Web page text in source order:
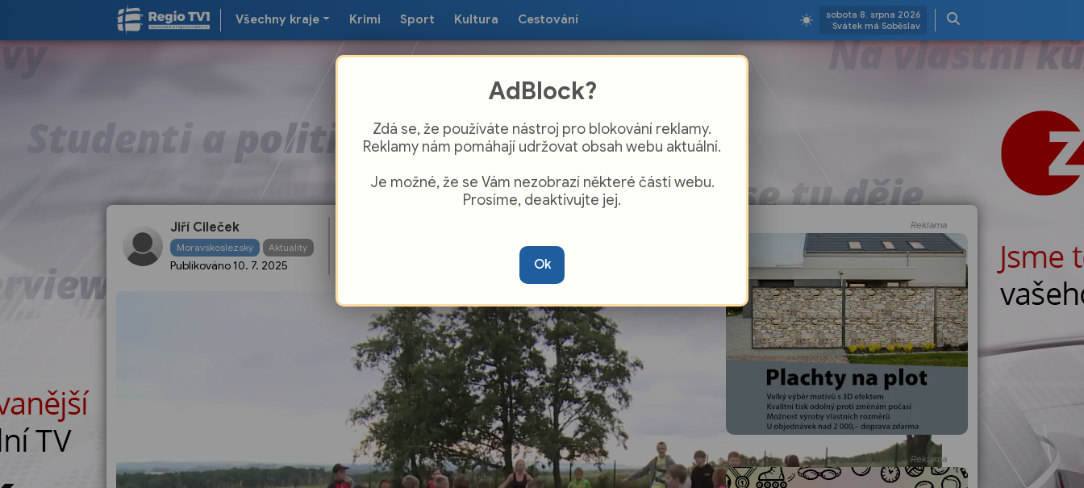
Všechny kraje Krimi Sport Kultura Cestování
sobota 8. srpna 2026
Svátek má Soběslav
Jiří Cileček
Moravskoslezský Aktuality
Publikováno 10. 7. 2025
a pomáhá rodičům v těžké životní situaci
Reklama
Reklama
AdBlock?
Zdá se, že používáte nástroj pro blokování reklamy.
Reklamy nám pomáhají udržovat obsah webu aktuální.
Je možné, že se Vám nezobrazí některé části webu.
Prosíme, deaktivujte jej.
Ok